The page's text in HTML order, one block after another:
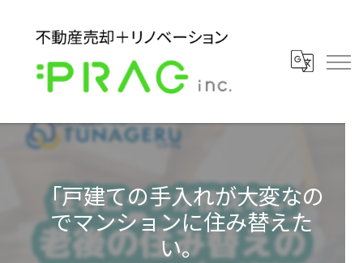
「戸建ての手入れが大変なの
でマンションに住み替えた
い。